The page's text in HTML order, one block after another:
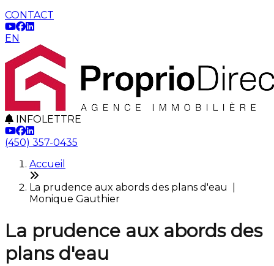
CONTACT
EN
INFOLETTRE
(450) 357-0435
Accueil
La prudence aux abords des plans d'eau |
Monique Gauthier
La prudence aux abords des
plans d'eau